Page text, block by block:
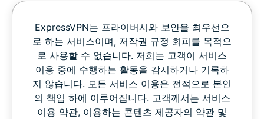
ExpressVPN는 프라이버시와 보안을 최우선으
로 하는 서비스이며, 저작권 규정 회피를 목적으
로 사용할 수 없습니다. 저희는 고객이 서비스
이용 중에 수행하는 활동을 감시하거나 기록하
지 않습니다. 모든 서비스 이용은 전적으로 본인
의 책임 하에 이루어집니다. 고객께서는 서비스
이용 약관, 이용하는 콘텐츠 제공자의 약관 및